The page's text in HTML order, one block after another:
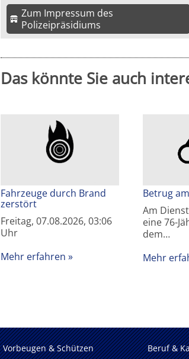
Zum Impressum des
Polizeipräsidiums
Das könnte Sie auch
Fahrzeuge durch Brand
zerstört
Freitag, 07.08.2026, 03:06
Uhr
Mehr erfahren
Betrug
Am
eine 76-
dem…
Mehr
Vorbeugen & Schützen
Beruf &